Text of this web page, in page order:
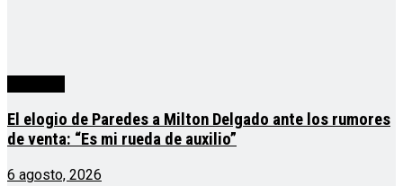
El elogio de Paredes a Milton Delgado ante los rumores
de venta: “Es mi rueda de auxilio”
6 agosto, 2026